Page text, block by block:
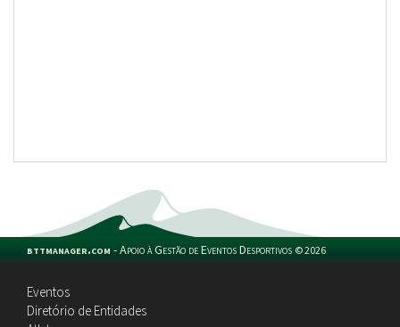
bttmanager.com -Apoio à Gestão de Eventos Desportivos ©2026
Eventos
Diretório de Entidades